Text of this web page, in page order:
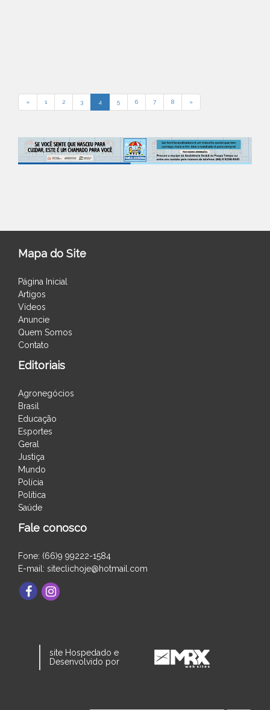
« 1 2 3 4 5 6 7 8 »
Mapa do Site
Página Inicial
Artigos
Vídeos
Anuncie
Quem Somos
Contato
Editoriais
Agronegócios
Brasil
Educação
Esportes
Geral
Justiça
Mundo
Polícia
Política
Saúde
Fale conosco
Fone: (66)9 99222-1584
E-mail: siteclichoje@hotmail.com
site Hospedado e
Desenvolvido por